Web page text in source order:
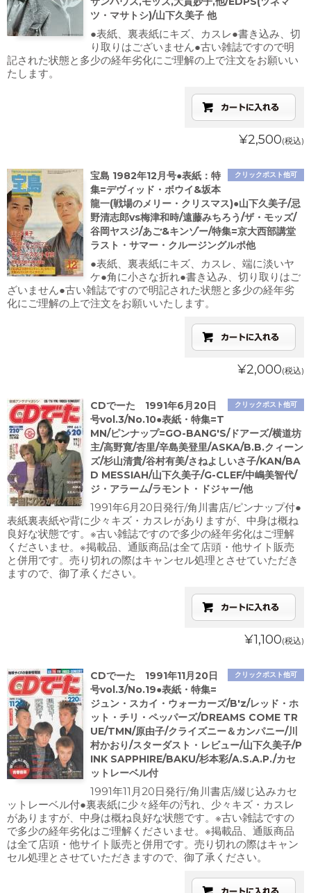
ツ・マサトシ)/山下久美子 他
●表紙、裏表紙にキズ、カスレ●書き込み、切
り取りはございません●古い雑誌ですので明
記された状態と多少の経年劣化にご理解の上で注文をお願いい
たします。
¥2,500(税込)
クリックポスト他可
宝島 1982年12月号●表紙：特
集=デヴィッド・ボウイ&坂本
龍一(戦場のメリー・クリスマス)●山下久美子/忌
野清志郎vs梅津和時/遠藤みちろう/ザ・モッズ/
谷岡ヤスジ/あご&キンゾー/特集=京大西部講堂
ラスト・サマー・クルージングルポ他
●表紙、裏表紙にキズ、カスレ、端に淡いヤ
ケ●角に小さな折れ●書き込み、切り取りはご
ざいません●古い雑誌ですので明記された状態と多少の経年劣
化にご理解の上で注文をお願いいたします。
¥2,000(税込)
クリックポスト他可
CDでーた 1991年6月20日
号vol.3/No.10●表紙・特集=T
MN/ピンナップ=GO-BANG'S/ドアーズ/横道坊
主/高野寛/杏里/辛島美登里/ASKA/B.B.クィーン
ズ/杉山清貴/谷村有美/さねよしいさ子/KAN/BA
D MESSIAH/山下久美子/G-CLEF/中嶋美智代/
ジ・アラーム/ラモント・ドジャー/他
1991年6月20日発行/角川書店/ピンナップ付●
表紙裏表紙や背に少々キズ・カスレがありますが、中身は概ね
良好な状態です。※古い雑誌ですので多少の経年劣化はご理解
くださいませ。※掲載品、通販商品は全て店頭・他サイト販売
と併用です。売り切れの際はキャンセル処理とさせていただき
ますので、御了承ください。
¥1,100(税込)
クリックポスト他可
CDでーた 1991年11月20日
号vol.3/No.19●表紙・特集=
ジュン・スカイ・ウォーカーズ/B'z/レッド・ホ
ット・チリ・ペッパーズ/DREAMS COME TR
UE/TMN/原由子/クライズニー＆カンパニー/川
村かおり/スターダスト・レビュー/山下久美子/P
INK SAPPHIRE/BAKU/杉本彩/A.S.A.P./カセ
ットレーベル付
1991年11月20日発行/角川書店/綴じ込みカセ
ットレーベル付●裏表紙に少々経年の汚れ、少々キズ・カスレ
がありますが、中身は概ね良好な状態です。※古い雑誌ですの
で多少の経年劣化はご理解くださいませ。※掲載品、通販商品
は全て店頭・他サイト販売と併用です。売り切れの際はキャン
セル処理とさせていただきますので、御了承ください。